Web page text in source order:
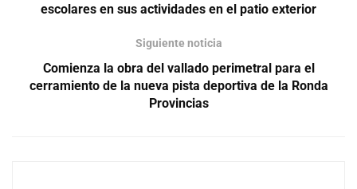
escolares en sus actividades en el patio exterior
Siguiente noticia
Comienza la obra del vallado perimetral para el
cerramiento de la nueva pista deportiva de la Ronda
Provincias